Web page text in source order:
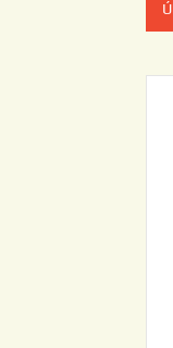
no es el estado